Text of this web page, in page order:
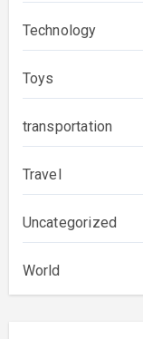
Technology
Toys
transportation
Travel
Uncategorized
World